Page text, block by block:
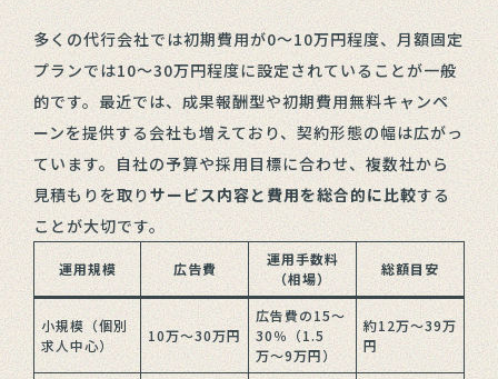
多くの代行会社では初期費用が0〜10万円程度、月額固定
プランでは10〜30万円程度に設定されていることが一般
的です。最近では、成果報酬型や初期費用無料キャンペ
ーンを提供する会社も増えており、契約形態の幅は広がっ
ています。自社の予算や採用目標に合わせ、複数社から
見積もりを取りサービス内容と費用を総合的に比較する
ことが大切です。
運用規模 広告費
運用手数料
（相場）
総額目安
小規模（個別
求人中心）
10万〜30万円
広告費の15〜
30％（1.5
万〜9万円）
約12万〜39万
円